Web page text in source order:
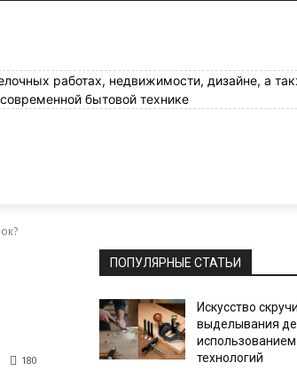
работах, недвижимости, дизайне, а
бытовой технике
180
ПОПУЛЯРНЫЕ СТАТЬИ
Искусство
выделывания
технологий